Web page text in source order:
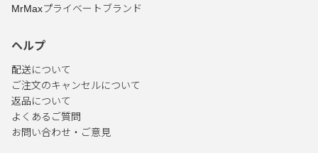
MrMaxプライベートブランド
ヘルプ
配送について
ご注文のキャンセルについて
返品について
よくあるご質問
お問い合わせ・ご意見